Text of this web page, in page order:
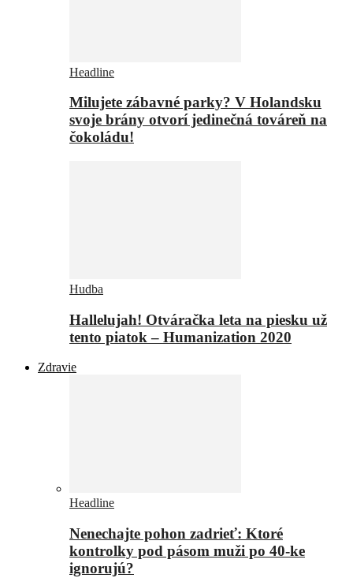
Headline
Milujete zábavné parky? V Holandsku
svoje brány otvorí jedinečná továreň na
čokoládu!
Hudba
Hallelujah! Otváračka leta na piesku už
tento piatok – Humanization 2020
Zdravie
Headline
Nenechajte pohon zadrieť: Ktoré
kontrolky pod pásom muži po 40-ke
ignorujú?